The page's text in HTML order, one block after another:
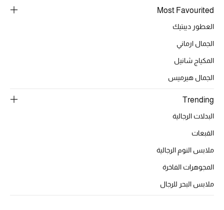
الحمام
الشموع والعطور المنزلية
مستلزمات المنزل
عرض كل التنزيلات
Most Favourited
العطور ديبتيك
الجمال ارماني
المكياج شانيل
الجمال هيرميس
Trending
البدلات الرجالية
القبعات
ملابس النوم الرجالية
المجوهرات الفاخرة
ملابس البحر للرجال